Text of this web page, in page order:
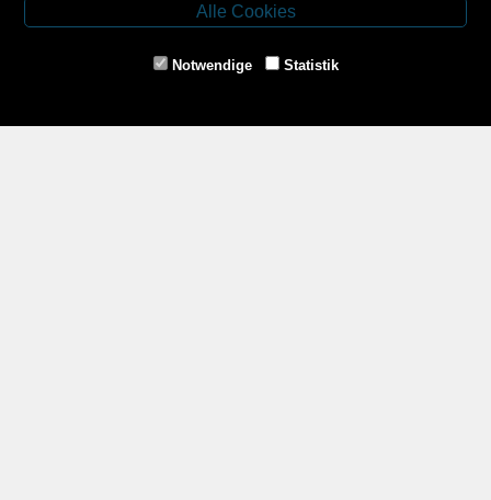
Tel.: 02853/77239
E-Mail: schrems@spazierer.at
Alle Cookies
Notwendige Statistik